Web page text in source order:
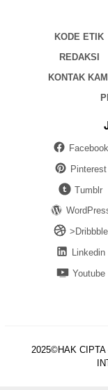
KODE ETIK
REDAKSI
KONTAK KAMI
Facebook
Pinterest
Tumblr
>Dribbble
Linkedin
Youtube
2025©HAK CIPTA